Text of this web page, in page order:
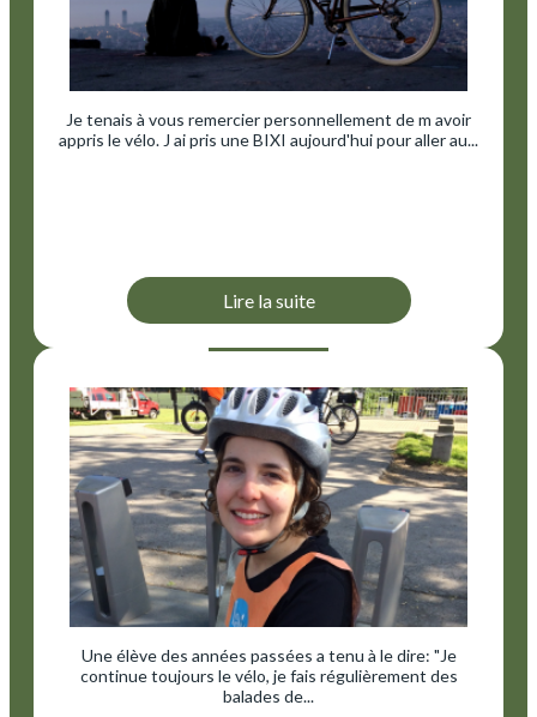
Je tenais à vous remercier personnellement de m avoir
appris le vélo. J ai pris une BIXI aujourd'hui pour aller au...
Lire la suite
Une élève des années passées a tenu à le dire: "Je
continue toujours le vélo, je fais régulièrement des
balades de...